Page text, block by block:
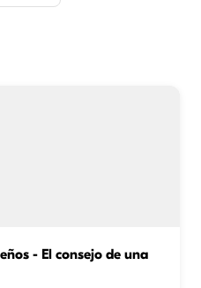
- El consejo de una